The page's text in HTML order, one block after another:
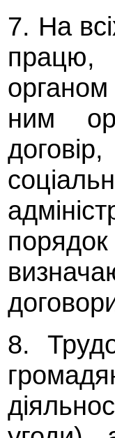
7. На
працю,
ним
8.